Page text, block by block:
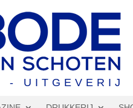
- UITGEVERIJ